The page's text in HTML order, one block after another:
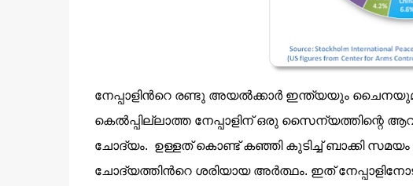
നേപ്പാളിന്‍റെ രണ്ടു അയല്‍ക്കാര്‍ ഇന്ത്യയും
കെല്‍പ്പില്ലാത്ത നേപ്പാളിന് ഒരു സൈന്യത്തിന്റെ
ചോദ്യം. ഉള്ളത് കൊണ്ട് കഞ്ഞി കുടിച്ച് ബാക്കി
ചോദ്യത്തിന്‍റെ ശരിയായ അര്‍ത്ഥം. ഇത്